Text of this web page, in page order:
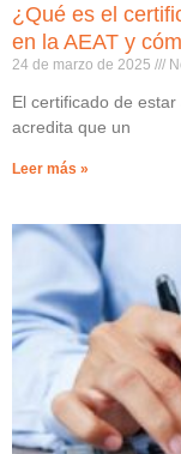
¿Qué es el
en la AEAT y
24 de marzo de 2025
El certificado de
acredita que un
Leer más »